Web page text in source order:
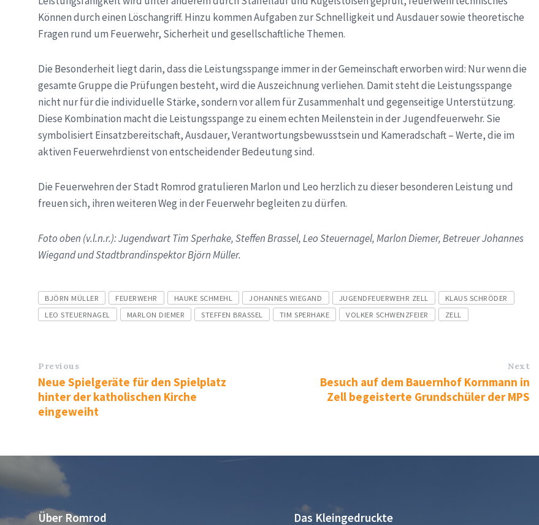
Können durch einen Löschangriff. Hinzu kommen Aufgaben zur Schnelligkeit und Ausdauer sowie theoretische
Fragen rund um Feuerwehr, Sicherheit und gesellschaftliche Themen.
Die Besonderheit liegt darin, dass die Leistungsspange immer in der Gemeinschaft erworben wird: Nur wenn die
gesamte Gruppe die Prüfungen besteht, wird die Auszeichnung verliehen. Damit steht die Leistungsspange
nicht nur für die individuelle Stärke, sondern vor allem für Zusammenhalt und gegenseitige Unterstützung.
Diese Kombination macht die Leistungsspange zu einem echten Meilenstein in der Jugendfeuerwehr. Sie
symbolisiert Einsatzbereitschaft, Ausdauer, Verantwortungsbewusstsein und Kameradschaft – Werte, die im
aktiven Feuerwehrdienst von entscheidender Bedeutung sind.
Die Feuerwehren der Stadt Romrod gratulieren Marlon und Leo herzlich zu dieser besonderen Leistung und
freuen sich, ihren weiteren Weg in der Feuerwehr begleiten zu dürfen.
Foto oben (v.l.n.r.): Jugendwart Tim Sperhake, Steffen Brassel, Leo Steuernagel, Marlon Diemer, Betreuer Johannes
Wiegand und Stadtbrandinspektor Björn Müller.
Tags
BJÖRN MÜLLER FEUERWEHR HAUKE SCHMEHL JOHANNES WIEGAND JUGENDFEUERWEHR ZELL
KLAUS SCHRÖDER
LEO STEUERNAGEL
MARLON DIEMER STEFFEN BRASSEL TIM SPERHAKE VOLKER SCHWENZFEIER ZELL
Previous
Neue Spielgeräte für den Spielplatz
hinter der katholischen Kirche
eingeweiht
Next
Besuch auf dem Bauernhof Kornmann in
Zell begeisterte Grundschüler der MPS
Über Romrod Das Kleingedruckte